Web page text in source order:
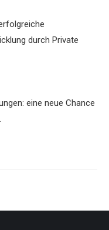
durch Private
eine neue Chance